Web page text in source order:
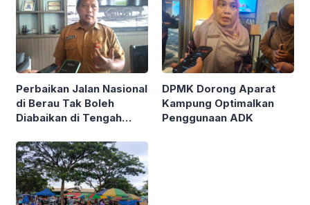
Perbaikan Jalan Nasional
di Berau Tak Boleh
Diabaikan di Tengah
Kalimantan
DPMK Dorong Aparat
Kampung Optimalkan
Penggunaan ADK